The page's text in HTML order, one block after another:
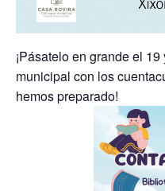
¡Pásatelo en grande el
municipal con los
hemos preparado!